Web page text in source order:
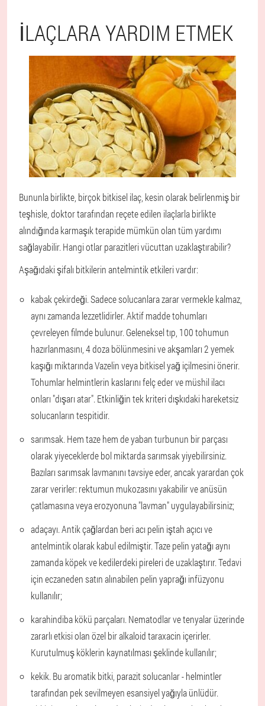
İLAÇLARA YARDIM ETMEK
Bununla birlikte, birçok bitkisel ilaç, kesin olarak belirlenmiş bir
teşhisle, doktor tarafından reçete edilen ilaçlarla birlikte
alındığında karmaşık terapide mümkün olan tüm yardımı
sağlayabilir. Hangi otlar parazitleri vücuttan uzaklaştırabilir?
Aşağıdaki şifalı bitkilerin antelmintik etkileri vardır:
kabak çekirdeği. Sadece solucanlara zarar vermekle kalmaz,
aynı zamanda lezzetlidirler. Aktif madde tohumları
çevreleyen filmde bulunur. Geleneksel tıp, 100 tohumun
hazırlanmasını, 4 doza bölünmesini ve akşamları 2 yemek
kaşığı miktarında Vazelin veya bitkisel yağ içilmesini önerir.
Tohumlar helmintlerin kaslarını felç eder ve müshil ilacı
onları "dışarı atar". Etkinliğin tek kriteri dışkıdaki hareketsiz
solucanların tespitidir.
sarımsak. Hem taze hem de yaban turbunun bir parçası
olarak yiyeceklerde bol miktarda sarımsak yiyebilirsiniz.
Bazıları sarımsak lavmanını tavsiye eder, ancak yarardan çok
zarar verirler: rektumun mukozasını yakabilir ve anüsün
çatlamasına veya erozyonuna "lavman" uygulayabilirsiniz;
adaçayı. Antik çağlardan beri acı pelin iştah açıcı ve
antelmintik olarak kabul edilmiştir. Taze pelin yatağı aynı
zamanda köpek ve kedilerdeki pireleri de uzaklaştırır. Tedavi
için eczaneden satın alınabilen pelin yaprağı infüzyonu
kullanılır;
karahindiba kökü parçaları. Nematodlar ve tenyalar üzerinde
zararlı etkisi olan özel bir alkaloid taraxacin içerirler.
Kurutulmuş köklerin kaynatılması şeklinde kullanılır;
kekik. Bu aromatik bitki, parazit solucanlar - helmintler
tarafından pek sevilmeyen esansiyel yağıyla ünlüdür.